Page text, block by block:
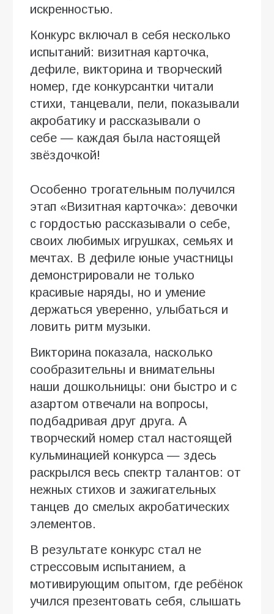
искренностью.
Конкурс включал в себя несколько
испытаний: визитная карточка,
дефиле, викторина и творческий
номер, где конкурсантки читали
стихи, танцевали, пели, показывали
акробатику и рассказывали о
себе — каждая была настоящей
звёздочкой!
Особенно трогательным получился
этап «Визитная карточка»: девочки
с гордостью рассказывали о себе,
своих любимых игрушках, семьях и
мечтах. В дефиле юные участницы
демонстрировали не только
красивые наряды, но и умение
держаться уверенно, улыбаться и
ловить ритм музыки.
Викторина показала, насколько
сообразительны и внимательны
наши дошкольницы: они быстро и с
азартом отвечали на вопросы,
подбадривая друг друга. А
творческий номер стал настоящей
кульминацией конкурса — здесь
раскрылся весь спектр талантов: от
нежных стихов и зажигательных
танцев до смелых акробатических
элементов.
В результате конкурс стал не
стрессовым испытанием, а
мотивирующим опытом, где ребёнок
учился презентовать себя, слышать